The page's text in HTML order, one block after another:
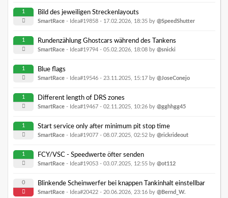
1 Bild des jeweiligen Streckenlayouts
SmartRace - Idea#19858 - 17.02.2026, 18:35 by @SpeedShutter
1 Rundenzählung Ghostcars während des Tankens
SmartRace - Idea#19794 - 05.02.2026, 18:08 by @snicki
1 Blue flags
SmartRace - Idea#19546 - 23.11.2025, 15:17 by @JoseConejo
1 Different length of DRS zones
SmartRace - Idea#19467 - 02.11.2025, 10:26 by @gghhgg45
1 Start service only after minimum pit stop time
SmartRace - Idea#19077 - 08.07.2025, 02:52 by @rickrideout
1 FCY/VSC - Speedwerte öfter senden
SmartRace - Idea#19053 - 03.07.2025, 12:55 by @ot112
0 Blinkende Scheinwerfer bei knappen Tankinhalt einstellbar
SmartRace - Idea#20422 - 20.06.2026, 23:16 by @Bernd_W.